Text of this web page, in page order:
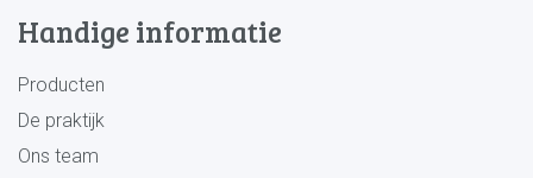
Handige informatie
Producten
De praktijk
Ons team